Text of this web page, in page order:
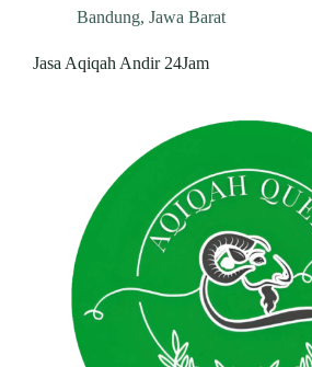
Bandung, Jawa Barat
Jasa Aqiqah Andir 24Jam